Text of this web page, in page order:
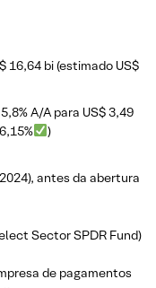
16,64 bi (estimado US$
A/A para US$ 3,49
)
antes da abertura
Sector SPDR Fund)
de pagamentos